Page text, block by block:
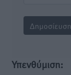
Υπενθύμιση: